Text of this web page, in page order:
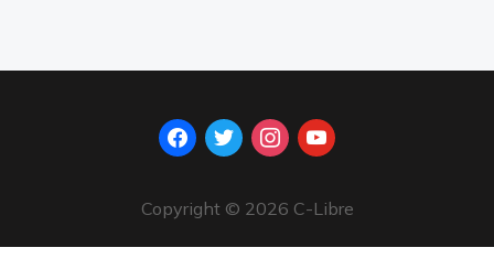
facebook
twitterinstagram
youtube
Copyright © 2026 C-Libre